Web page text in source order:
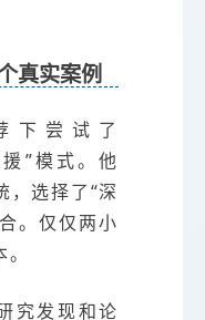
真实案例
下尝试了
”模式。他
，选择了“深
。仅仅两小
究发现和论